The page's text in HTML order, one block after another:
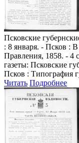
Псковские
: 8 января. - Псков :
Правления, 1858. - 4
газеты: Псковские
Псков : Типография
Читать Подробнее